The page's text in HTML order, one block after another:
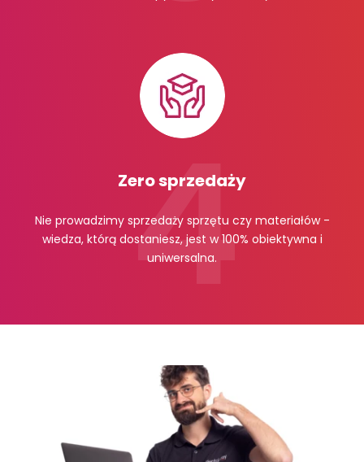
Zero sprzedaży
Nie prowadzimy sprzedaży sprzętu czy materiałów -
wiedza, którą dostaniesz, jest w 100% obiektywna i
uniwersalna.